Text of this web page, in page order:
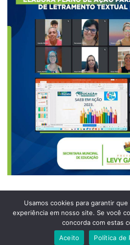
Prefeitura Municipal de Comendador Levy
Est União Indústria, S/Nº, KM 131 Exposição,
Telefones: (24) 2254-1344 – (24) 2254-1094
Usamos cookies para garantir
experiência em nosso site. Se você
concorda com estas
Aceito
Política de